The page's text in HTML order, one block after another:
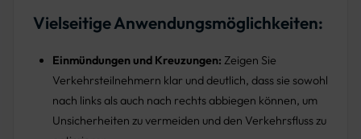
Vielseitige Anwendungsmöglichkeiten:
Einmündungen und Kreuzungen: Zeigen Sie
Verkehrsteilnehmern klar und deutlich, dass sie sowohl
nach links als auch nach rechts abbiegen können, um
Unsicherheiten zu vermeiden und den Verkehrsfluss zu